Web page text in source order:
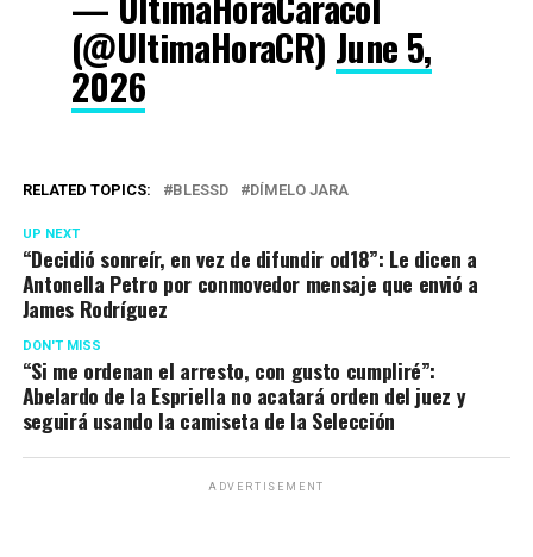
(@UltimaHoraCR) June 5,
2026
RELATED TOPICS: BLESSD DÍMELO JARA
UP NEXT
“Decidió sonreír, en vez de difundir od18”: Le dicen a
Antonella Petro por conmovedor mensaje que envió a
James Rodríguez
DON'T MISS
“Si me ordenan el arresto, con gusto cumpliré”:
Abelardo de la Espriella no acatará orden del juez y
seguirá usando la camiseta de la Selección
ADVERTISEMENT